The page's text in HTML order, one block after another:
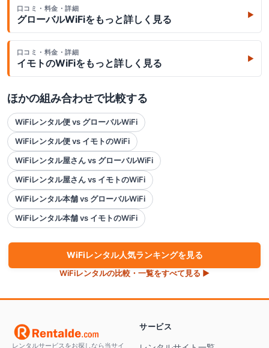
口コミ・料金・詳細
グローバルWiFiをもっと詳しく見る ▶
口コミ・料金・詳細
イモトのWiFiをもっと詳しく見る ▶
ほかの組み合わせで比較する
WiFiレンタル便 vs グローバルWiFi
WiFiレンタル便 vs イモトのWiFi
WiFiレンタル屋さん vs グローバルWiFi
WiFiレンタル屋さん vs イモトのWiFi
WiFiレンタル本舗 vs グローバルWiFi
WiFiレンタル本舗 vs イモトのWiFi
WiFiレンタル人気ランキングを見る
WiFiレンタルの比較・一覧をすべて見る ▶
レンタルサービスをお探しなら当サイ
サービス